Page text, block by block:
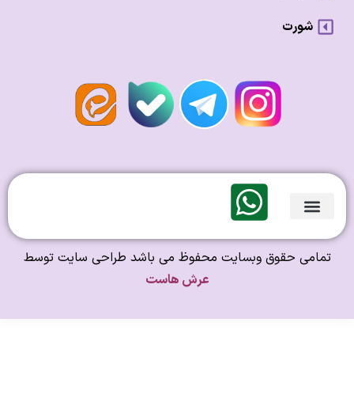
شورت
حقوق وبسایت محفوظ می باشد طراحی سایت توسط
عرش هاست